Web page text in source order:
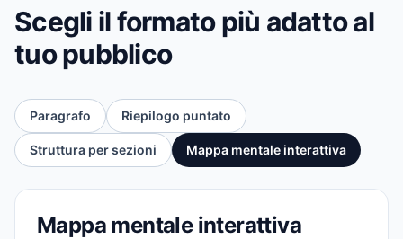
Scegli il formato più adatto al
tuo pubblico
Paragrafo Riepilogo puntato
Struttura per sezioni Mappa mentale interattiva
Mappa mentale interattiva